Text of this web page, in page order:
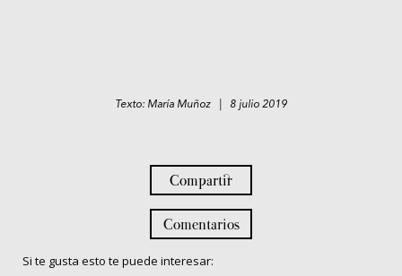
Texto: María Muñoz | 8 julio 2019
Compartir
Comentarios
Si te gusta esto te puede interesar: